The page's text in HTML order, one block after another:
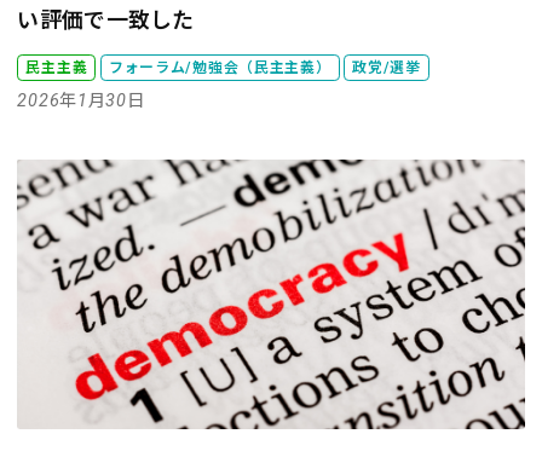
い評価で一致した
民主主義 フォーラム/勉強会（民主主義） 政党/選挙
2026年1月30日